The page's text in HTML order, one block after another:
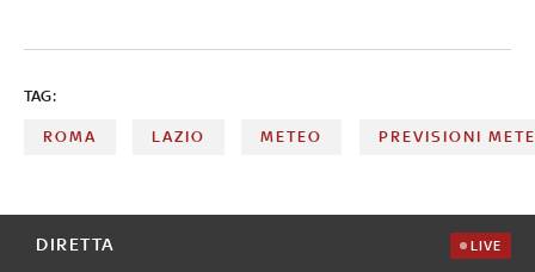
TAG:
ROMA LAZIO METEO PREVISIONI
DIRETTA LIVE